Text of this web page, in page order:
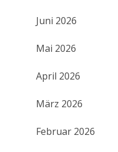
Juni 2026
Mai 2026
April 2026
März 2026
Februar 2026